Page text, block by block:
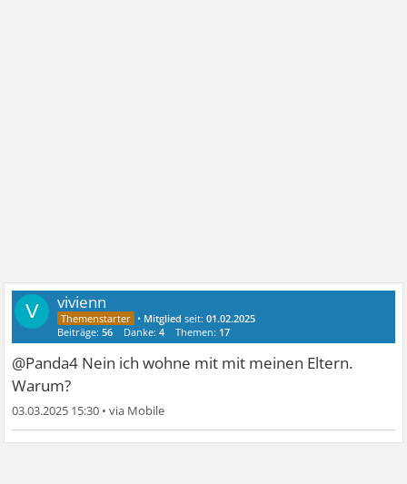
V vivienn
• Mitglied seit:01.02.2025
Beiträge:56 Danke:4 Themen: 17
@Panda4 Nein ich wohne mit mit meinen Eltern.
Warum?
03.03.2025 15:30 •